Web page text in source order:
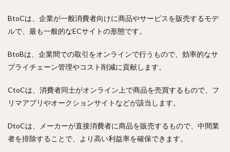
BtoCは、企業が一般消費者向けに商品やサービスを販売するモデ
ルで、最も一般的なECサイトの形態です。
BtoBは、企業間での取引をオンラインで行うもので、効率的なサ
プライチェーン管理やコスト削減に貢献します。
CtoCは、消費者同士がオンライン上で商品を売買するもので、フ
リマアプリやオークションサイトなどが該当します。
DtoCは、メーカーが直接消費者に商品を販売するもので、中間業
者を排除することで、より高い利益率を確保できます。